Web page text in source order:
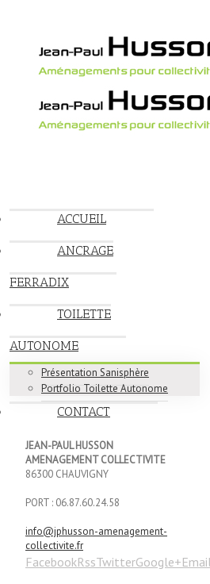
ACCUEIL
ANCRAGE
FERRADIX
TOILETTE
AUTONOME
Présentation Sanisphère
Portfolio Toilette Autonome
CONTACT
JEAN-PAUL HUSSON
AMENAGEMENT COLLECTIVITE
86300 CHAUVIGNY
PORT : 06.87.60.24.58
info@jphusson-amenagement-
collectivite.fr
FacebookRssTwitterGoogle+